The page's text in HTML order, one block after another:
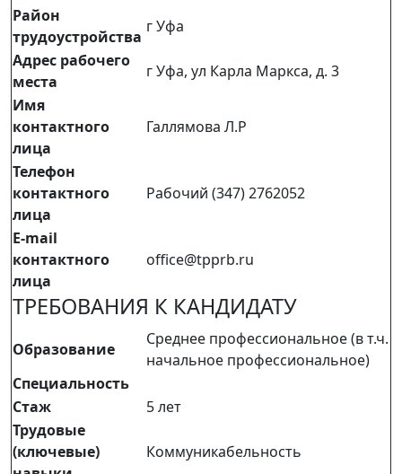
Район
трудоустройства
г Уфа
Адрес рабочего
места
г Уфа, ул Карла Маркса, д. 3
Имя
контактного
лица
Галлямова Л.Р
Телефон
контактного
лица
Рабочий (347) 2762052
E-mail
контактного
лица
office@tpprb.ru
ТРЕБОВАНИЯ К КАНДИДАТУ
Образование
Среднее профессиональное (в т.ч.
начальное профессиональное)
Специальность
Стаж
5 лет
Трудовые
(ключевые)
Коммуникабельность